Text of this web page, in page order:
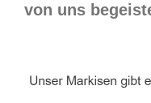
von uns